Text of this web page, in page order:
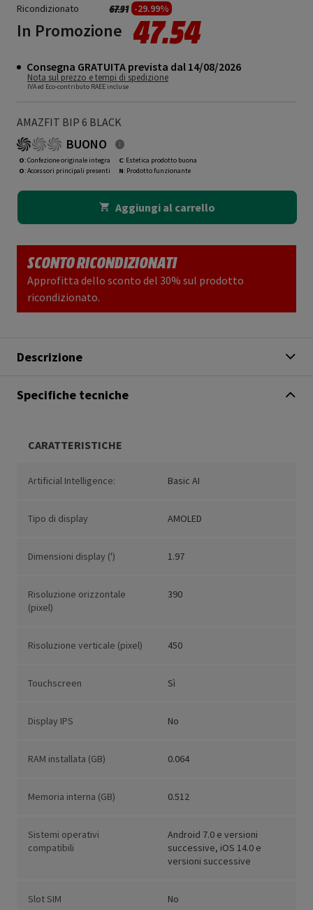
Ricondizionato
Prezzo ridotto da
67.91a -29.99%
In Promozione 47.54
Consegna GRATUITA prevista dal 14/08/2026
Nota sul prezzo e tempi di spedizione
IVA ed Eco-contributo RAEE incluse
AMAZFIT BIP 6 BLACK
BUONO
O: Confezione originale integra
O: Accessori principali presenti
C: Estetica prodotto buona
N: Prodotto funzionante
Aggiungi al carrello
SCONTO RICONDIZIONATI
Approfitta dello sconto del 30% sul prodotto
ricondizionato.
Descrizione
Specifiche tecniche
CARATTERISTICHE
Artificial Intelligence: Basic AI
Tipo di display AMOLED
Dimensioni display (') 1.97
Risoluzione orizzontale
(pixel)
390
Risoluzione verticale (pixel) 450
Touchscreen Sì
Display IPS No
RAM installata (GB) 0.064
Memoria interna (GB) 0.512
Sistemi operativi
compatibili
Android 7.0 e versioni
successive, iOS 14.0 e
versioni successive
Slot SIM No